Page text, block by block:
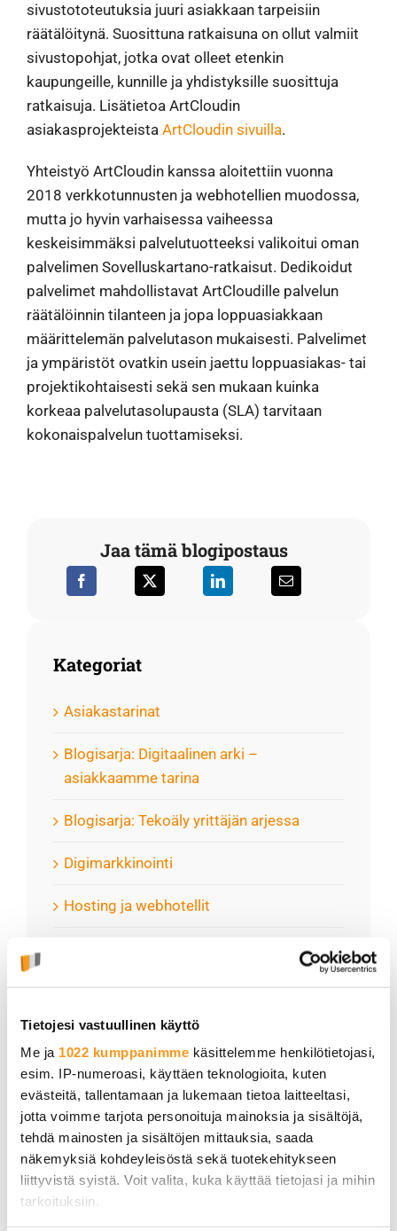
Tietojesi vastuullinen käyttö
Me ja 1022 kumppanimme käsittelemme henkilötietojasi,
esim. IP-numeroasi, käyttäen teknologioita, kuten
evästeitä, tallentamaan ja lukemaan tietoa laitteeltasi,
jotta voimme tarjota personoituja mainoksia ja sisältöjä,
tehdä mainosten ja sisältöjen mittauksia, saada
näkemyksiä kohdeyleisöstä sekä tuotekehitykseen
liittyvistä syistä. Voit valita, kuka käyttää tietojasi ja mihin
tarkoituksiin.
sivustototeutuksia juuri asiakkaan tarpeisiin
räätälöitynä. Suosittuna ratkaisuna on ollut valmiit
sivustopohjat, jotka ovat olleet etenkin
kaupungeille, kunnille ja yhdistyksille suosittuja
ratkaisuja. Lisätietoa ArtCloudin
asiakasprojekteista ArtCloudin sivuilla.
Yhteistyö ArtCloudin kanssa aloitettiin vuonna
2018 verkkotunnusten ja webhotellien muodossa,
mutta jo hyvin varhaisessa vaiheessa
keskeisimmäksi palvelutuotteeksi valikoitui oman
palvelimen Sovelluskartano-ratkaisut. Dedikoidut
palvelimet mahdollistavat ArtCloudille palvelun
räätälöinnin tilanteen ja jopa loppuasiakkaan
määrittelemän palvelutason mukaisesti. Palvelimet
ja ympäristöt ovatkin usein jaettu loppuasiakas- tai
projektikohtaisesti sekä sen mukaan kuinka
korkeaa palvelutasolupausta (SLA) tarvitaan
kokonaispalvelun tuottamiseksi.
Jaa tämä blogipostaus
Kategoriat
Asiakastarinat
Blogisarja: Digitaalinen arki –
asiakkaamme tarina
Blogisarja: Tekoäly yrittäjän arjessa
Digimarkkinointi
Hosting ja webhotellit
Kotisivut ja verkkokaupat
Kumppanit ja jälleenmyyjät
Louhi PRO
Sähköposti ja toimisto-ohjelmistot
Sovellukset
Tekoäly